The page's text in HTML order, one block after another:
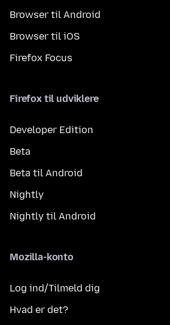
Browser til Android
Browser til iOS
Firefox Focus
Firefox til udviklere
Developer Edition
Beta
Beta til Android
Nightly
Nightly til Android
Mozilla-konto
Log ind/Tilmeld dig
Hvad er det?